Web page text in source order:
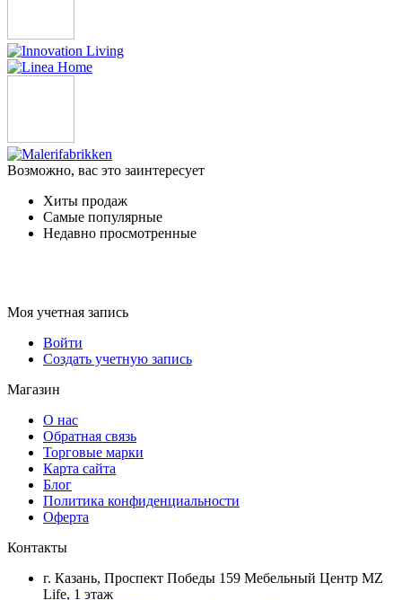
Возможно, вас это заинтересует
Хиты продаж
Самые популярные
Недавно просмотренные
Моя учетная запись
Войти
Создать учетную запись
Магазин
О нас
Обратная связь
Торговые марки
Карта сайта
Блог
Политика конфиденциальности
Оферта
Контакты
г. Казань, Проспект Победы 159 Мебельный Центр MZ
Life, 1 этаж